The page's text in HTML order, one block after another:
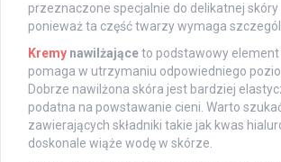
przeznaczone specjalnie do delikatnej skóry
ponieważ ta część twarzy wymaga
Kremy nawilżająceto podstawowy element
pomaga w utrzymaniu odpowiedniego
Dobrze nawilżona skóra jest bardziej
podatna na powstawanie cieni. Warto
zawierających składniki takie jak kwas
doskonale wiąże wodę w skórze.